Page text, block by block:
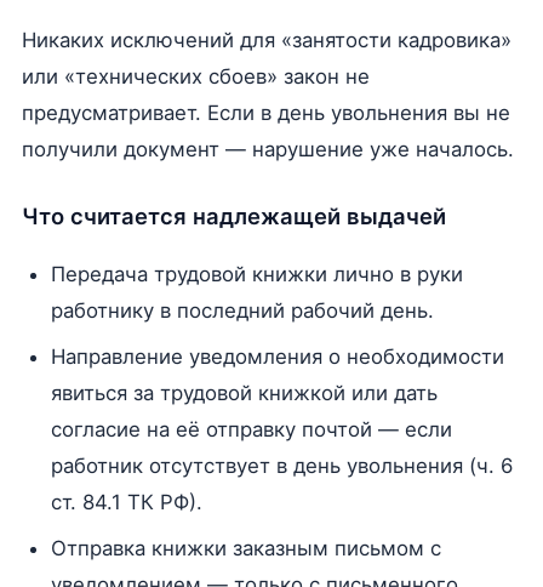
Никаких исключений для «занятости кадровика»
или «технических сбоев» закон не
предусматривает. Если в день увольнения вы не
получили документ — нарушение уже началось.
Что считается надлежащей выдачей
Передача трудовой книжки лично в руки
работнику в последний рабочий день.
Направление уведомления о необходимости
явиться за трудовой книжкой или дать
согласие на её отправку почтой — если
работник отсутствует в день увольнения (ч. 6
ст. 84.1 ТК РФ).
Отправка книжки заказным письмом с